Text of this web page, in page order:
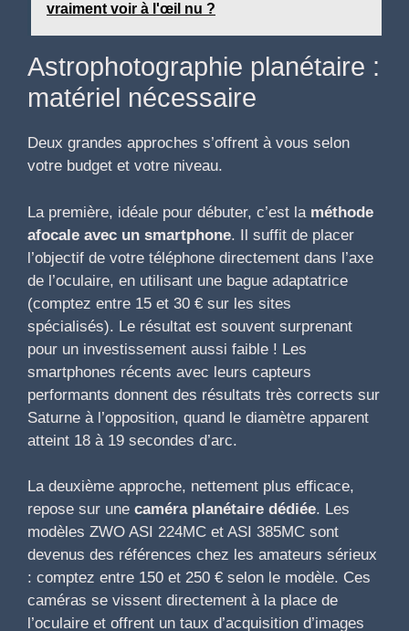
vraiment voir à l'œil nu ?
Astrophotographie planétaire :
matériel nécessaire
Deux grandes approches s’offrent à vous selon
votre budget et votre niveau.
La première, idéale pour débuter, c’est la méthode
afocale avec un smartphone. Il suffit de placer
l’objectif de votre téléphone directement dans l’axe
de l’oculaire, en utilisant une bague adaptatrice
(comptez entre 15 et 30 € sur les sites
spécialisés). Le résultat est souvent surprenant
pour un investissement aussi faible ! Les
smartphones récents avec leurs capteurs
performants donnent des résultats très corrects sur
Saturne à l’opposition, quand le diamètre apparent
atteint 18 à 19 secondes d’arc.
La deuxième approche, nettement plus efficace,
repose sur une caméra planétaire dédiée. Les
modèles ZWO ASI 224MC et ASI 385MC sont
devenus des références chez les amateurs sérieux
: comptez entre 150 et 250 € selon le modèle. Ces
caméras se vissent directement à la place de
l’oculaire et offrent un taux d’acquisition d’images